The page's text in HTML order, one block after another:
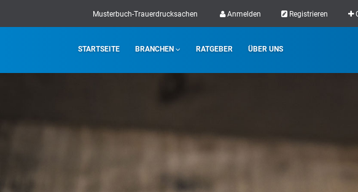
Musterbuch-Trauerdrucksachen Anmelden Registrieren
STARTSEITE BRANCHEN RATGEBER ÜBER UNS